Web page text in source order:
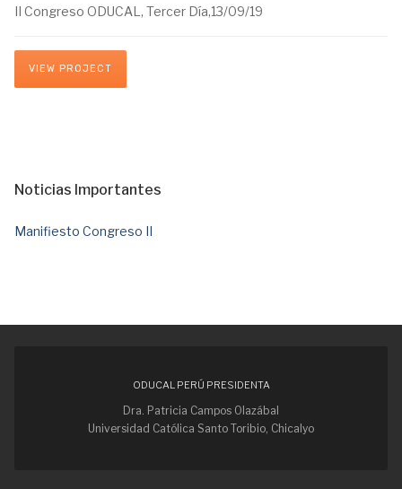
II Congreso ODUCAL, Tercer Día,13/09/19
VIEW PROJECT
Noticias Importantes
Manifiesto Congreso II
ODUCAL PERÚ PRESIDENTA
Dra. Patricia Campos Olazábal
Universidad Católica Santo Toribio, Chicalyo